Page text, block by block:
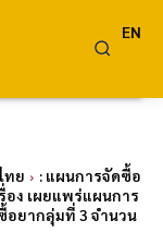
EN
ทย
: แผนการจัดซื้อ
อง เผยแพร่แผนการ
อยากลุ่มที่ 3 จำนวน